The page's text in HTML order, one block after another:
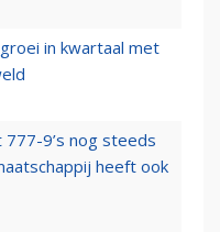
in kwartaal met
9’s nog steeds
heeft ook